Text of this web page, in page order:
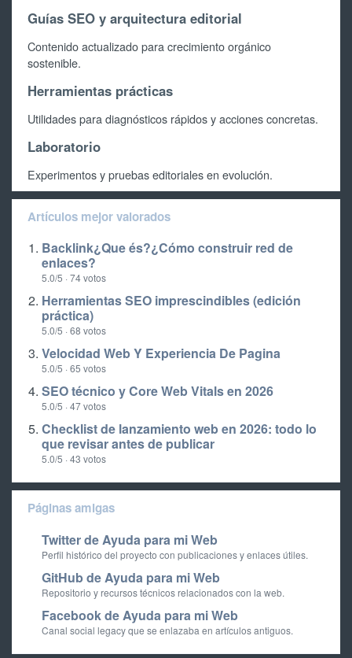
Guías SEO y arquitectura editorial
Contenido actualizado para crecimiento orgánico
sostenible.
Herramientas prácticas
Utilidades para diagnósticos rápidos y acciones concretas.
Laboratorio
Experimentos y pruebas editoriales en evolución.
Artículos mejor valorados
Backlink¿Que és?¿Cómo construir red de
enlaces?
5.0/5 · 74 votos
Herramientas SEO imprescindibles (edición
práctica)
5.0/5 · 68 votos
Velocidad Web Y Experiencia De Pagina
5.0/5 · 65 votos
SEO técnico y Core Web Vitals en 2026
5.0/5 · 47 votos
Checklist de lanzamiento web en 2026: todo lo
que revisar antes de publicar
5.0/5 · 43 votos
Páginas amigas
Twitter de Ayuda para mi Web
Perfil histórico del proyecto con publicaciones y enlaces útiles.
GitHub de Ayuda para mi Web
Repositorio y recursos técnicos relacionados con la web.
Facebook de Ayuda para mi Web
Canal social legacy que se enlazaba en artículos antiguos.